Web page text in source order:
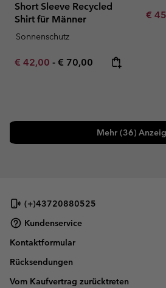
Short Sleeve Recycled
Shirt für Männer
Sonnenschutz
Minimum sale price:
€ 42,00 - Maximum price:
€ 70,00
€
Mehr (36)
(+)43720880525
Kundenservice
Kontaktformular
Rücksendungen
Vom Kaufvertrag zurücktreten